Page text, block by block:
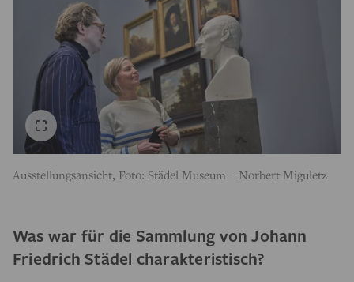
Ausstellungsansicht, Foto: Städel Museum – Norbert Miguletz
Was war für die Sammlung von Johann
Friedrich Städel charakteristisch?